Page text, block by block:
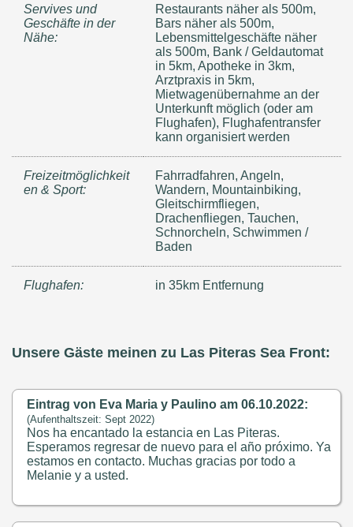
Servives und
Geschäfte in der
Nähe:
Restaurants näher als 500m,
Bars näher als 500m,
Lebensmittelgeschäfte näher
als 500m, Bank / Geldautomat
in 5km, Apotheke in 3km,
Arztpraxis in 5km,
Mietwagenübernahme an der
Unterkunft möglich (oder am
Flughafen), Flughafentransfer
kann organisiert werden
Freizeitmöglichkeit
en & Sport:
Fahrradfahren, Angeln,
Wandern, Mountainbiking,
Gleitschirmfliegen,
Drachenfliegen, Tauchen,
Schnorcheln, Schwimmen /
Baden
Flughafen: in 35km Entfernung
Unsere Gäste meinen zu Las Piteras Sea Front:
Eintrag von Eva Maria y Paulino am 06.10.2022:
(Aufenthaltszeit: Sept 2022)
Nos ha encantado la estancia en Las Piteras.
Esperamos regresar de nuevo para el año próximo. Ya
estamos en contacto. Muchas gracias por todo a
Melanie y a usted.